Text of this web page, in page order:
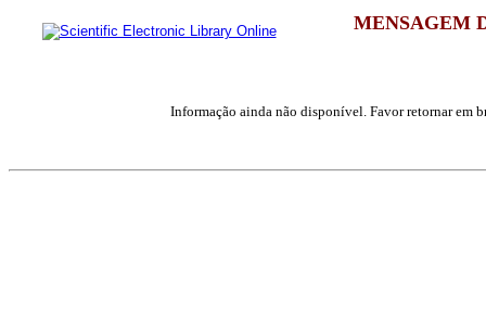
MENSAGEM
Informação ainda não disponível. Favor retornar em